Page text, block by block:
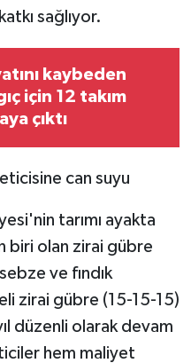
sağlıyor.
kaybeden
için 12 takım
çıktı
can suyu
tarımı ayakta
biri olan zirai gübre
ve fındık
zirai gübre (15-15-15)
düzenli olarak devam
hem maliyet